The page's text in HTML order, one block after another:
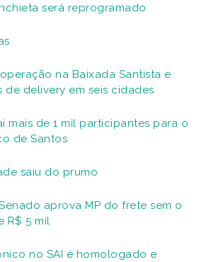
será reprogramado
na Baixada Santista e
de delivery em seis cidades
mais de 1 mil participantes para o
de Santos
saiu do prumo
aprova MP do frete sem o
R$ 5 mil
no SAI é homologado e